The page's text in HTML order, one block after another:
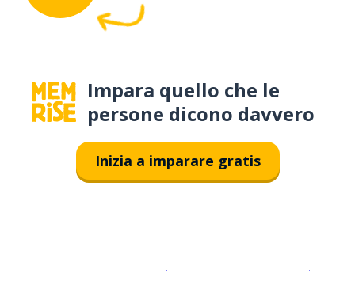
Impara quello che le
persone dicono davvero
Inizia a imparare gratis